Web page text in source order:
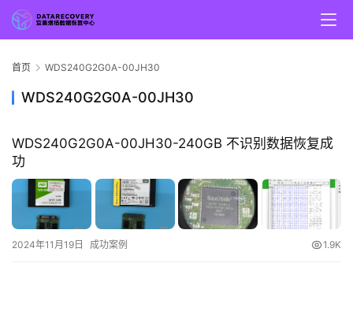
首页 WDS240G2G0A-00JH30
WDS240G2G0A-00JH30
WDS240G2G0A-00JH30-240GB 不识别数据恢复成
功
2024年11月19日 成功案例 1.9K